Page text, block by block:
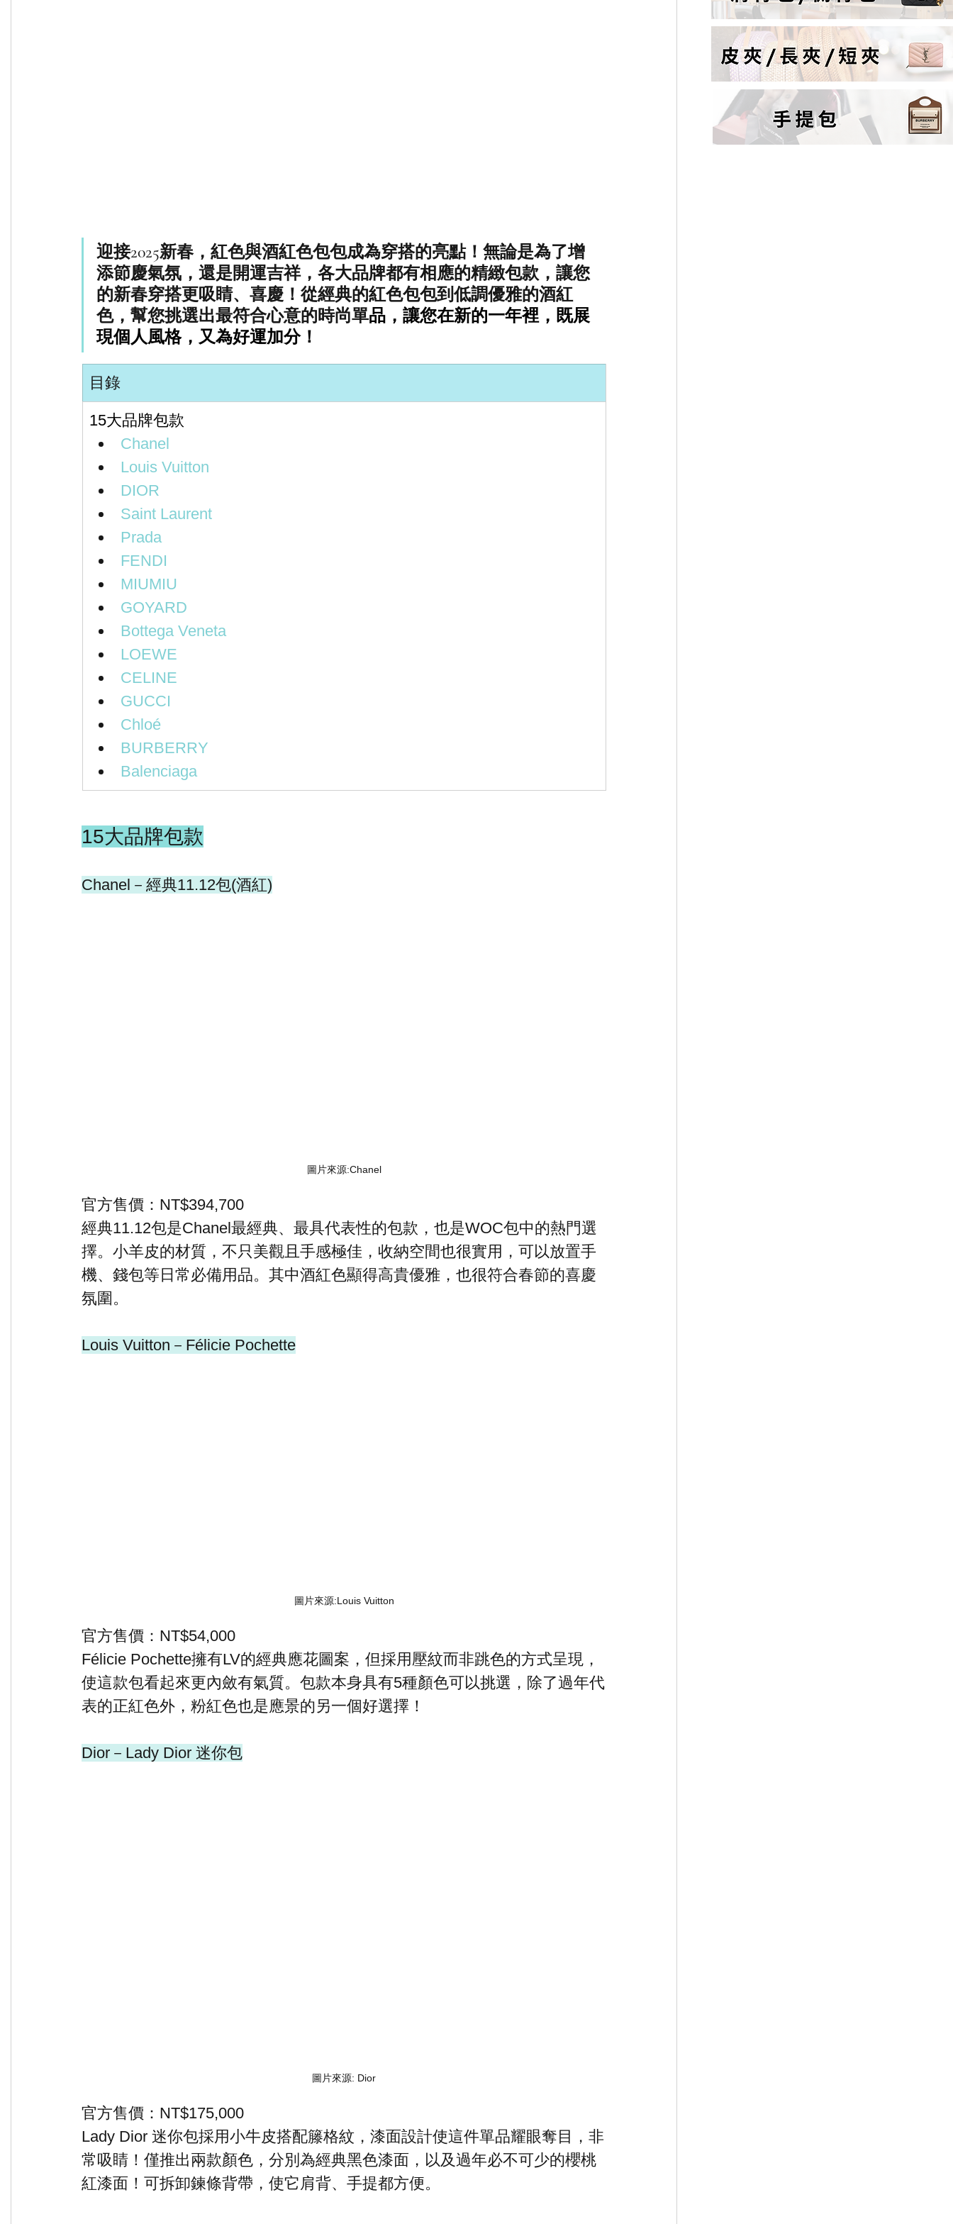
迎接2025新春，紅色與酒紅色包包成為穿搭的亮點！無論是為了增
添節慶氣氛，還是開運吉祥，各大品牌都有相應的精緻包款，讓您
的新春穿搭更吸睛、喜慶！從經典的紅色包包到低調優雅的酒紅
色，幫您挑選出最符合心意的時尚單品，讓您在新的一年裡，既展
現個人風格，又為好運加分！
目錄
15大品牌包款
Chanel
Louis Vuitton
DIOR
Saint Laurent
Prada
FENDI
MIUMIU
GOYARD
Bottega Veneta
LOEWE
CELINE
GUCCI
Chloé
BURBERRY
Balenciaga
15大品牌包款
Chanel－經典11.12包(酒紅)
圖片來源:Chanel
官方售價：NT$394,700
經典11.12包是Chanel最經典、最具代表性的包款，也是WOC包中的熱門選
擇。小羊皮的材質，不只美觀且手感極佳，收納空間也很實用，可以放置手
機、錢包等日常必備用品。其中酒紅色顯得高貴優雅，也很符合春節的喜慶
氛圍。
Louis Vuitton－Félicie Pochette
圖片來源:Louis Vuitton
官方售價：NT$54,000
Félicie Pochette擁有LV的經典應花圖案，但採用壓紋而非跳色的方式呈現，
使這款包看起來更內斂有氣質。包款本身具有5種顏色可以挑選，除了過年代
表的正紅色外，粉紅色也是應景的另一個好選擇！
Dior－Lady Dior 迷你包
圖片來源: Dior
官方售價：NT$175,000
Lady Dior 迷你包採用小牛皮搭配籐格紋，漆面設計使這件單品耀眼奪目，非
常吸睛！僅推出兩款顏色，分別為經典黑色漆面，以及過年必不可少的櫻桃
紅漆面！可拆卸鍊條背帶，使它肩背、手提都方便。